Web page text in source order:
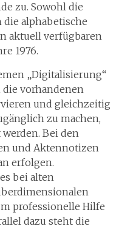
zu. Sowohl die
die alphabetische
aktuell verfügbaren
1976.
„Digitalisierung“
die vorhandenen
und gleichzeitig
zu machen,
Bei den
und Aktennotizen
erfolgen.
bei alten
professionelle Hilfe
dazu steht die